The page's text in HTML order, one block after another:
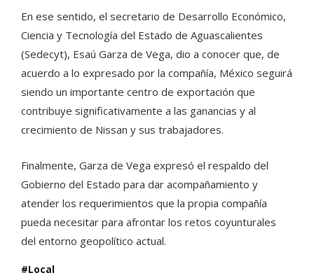
En ese sentido, el secretario de Desarrollo Económico,
Ciencia y Tecnología del Estado de Aguascalientes
(Sedecyt), Esaú Garza de Vega, dio a conocer que, de
acuerdo a lo expresado por la compañía, México seguirá
siendo un importante centro de exportación que
contribuye significativamente a las ganancias y al
crecimiento de Nissan y sus trabajadores.
Finalmente, Garza de Vega expresó el respaldo del
Gobierno del Estado para dar acompañamiento y
atender los requerimientos que la propia compañía
pueda necesitar para afrontar los retos coyunturales
del entorno geopolítico actual.
Local